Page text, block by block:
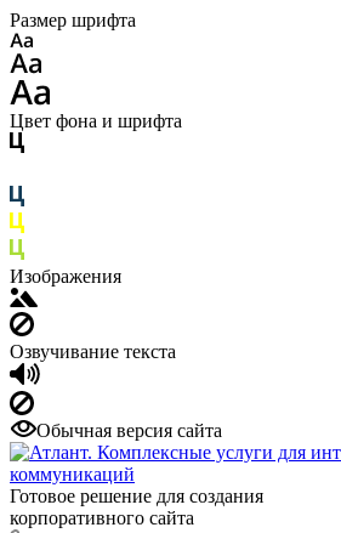
Размер шрифта
Цвет фона и шрифта
Изображения
Озвучивание текста
Обычная версия сайта
Готовое решение для создания
корпоративного сайта